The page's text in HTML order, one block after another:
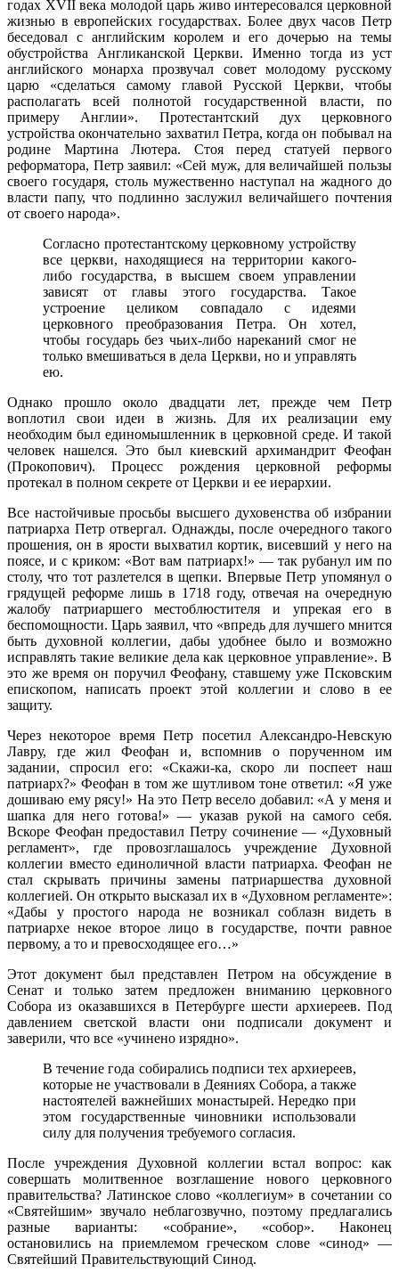
годах XVII века молодой царь живо интересовался церковной
жизнью в европейских государствах. Более двух часов Петр
беседовал с английским королем и его дочерью на темы
обустройства Англиканской Церкви. Именно тогда из уст
английского монарха прозвучал совет молодому русскому
царю «сделаться самому главой Русской Церкви, чтобы
располагать всей полнотой государственной власти, по
примеру Англии». Протестантский дух церковного
устройства окончательно захватил Петра, когда он побывал на
родине Мартина Лютера. Стоя перед статуей первого
реформатора, Петр заявил: «Сей муж, для величайшей пользы
своего государя, столь мужественно наступал на жадного до
власти папу, что подлинно заслужил величайшего почтения
от своего народа».
Согласно протестантскому церковному устройству
все церкви, находящиеся на территории какого-
либо государства, в высшем своем управлении
зависят от главы этого государства. Такое
устроение целиком совпадало с идеями
церковного преобразования Петра. Он хотел,
чтобы государь без чьих-либо нареканий смог не
только вмешиваться в дела Церкви, но и управлять
ею.
Однако прошло около двадцати лет, прежде чем Петр
воплотил свои идеи в жизнь. Для их реализации ему
необходим был единомышленник в церковной среде. И такой
человек нашелся. Это был киевский архимандрит Феофан
(Прокопович). Процесс рождения церковной реформы
протекал в полном секрете от Церкви и ее иерархии.
Все настойчивые просьбы высшего духовенства об избрании
патриарха Петр отвергал. Однажды, после очередного такого
прошения, он в ярости выхватил кортик, висевший у него на
поясе, и с криком: «Вот вам патриарх!» — так рубанул им по
столу, что тот разлетелся в щепки. Впервые Петр упомянул о
грядущей реформе лишь в 1718 году, отвечая на очередную
жалобу патриаршего местоблюстителя и упрекая его в
беспомощности. Царь заявил, что «впредь для лучшего мнится
быть духовной коллегии, дабы удобнее было и возможно
исправлять такие великие дела как церковное управление». В
это же время он поручил Феофану, ставшему уже Псковским
епископом, написать проект этой коллегии и слово в ее
защиту.
Через некоторое время Петр посетил Александро-Невскую
Лавру, где жил Феофан и, вспомнив о порученном им
задании, спросил его: «Скажи-ка, скоро ли поспеет наш
патриарх?» Феофан в том же шутливом тоне ответил: «Я уже
дошиваю ему рясу!» На это Петр весело добавил: «А у меня и
шапка для него готова!» — указав рукой на самого себя.
Вскоре Феофан предоставил Петру сочинение — «Духовный
регламент», где провозглашалось учреждение Духовной
коллегии вместо единоличной власти патриарха. Феофан не
стал скрывать причины замены патриаршества духовной
коллегией. Он открыто высказал их в «Духовном регламенте»:
«Дабы у простого народа не возникал соблазн видеть в
патриархе некое второе лицо в государстве, почти равное
первому, а то и превосходящее его…»
Этот документ был представлен Петром на обсуждение в
Сенат и только затем предложен вниманию церковного
Собора из оказавшихся в Петербурге шести архиереев. Под
давлением светской власти они подписали документ и
заверили, что все «учинено изрядно».
В течение года собирались подписи тех архиереев,
которые не участвовали в Деяниях Собора, а также
настоятелей важнейших монастырей. Нередко при
этом государственные чиновники использовали
силу для получения требуемого согласия.
После учреждения Духовной коллегии встал вопрос: как
совершать молитвенное возглашение нового церковного
правительства? Латинское слово «коллегиум» в сочетании со
«Святейшим» звучало неблагозвучно, поэтому предлагались
разные варианты: «собрание», «собор». Наконец
остановились на приемлемом греческом слове «синод» —
Святейший Правительствующий Синод.